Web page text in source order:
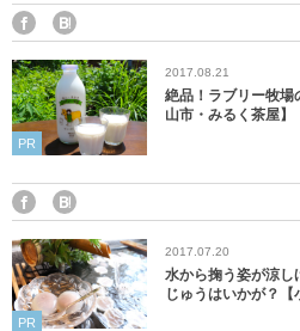
PR
2017.08.21
絶品！ラブリー牧場
山市・みるく茶屋】
PR
2017.07.20
水から掬う姿が涼し
じゅうはいかが？【